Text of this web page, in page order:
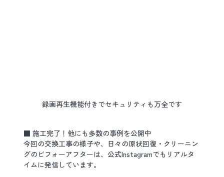
録画再生機能付きでセキュリティも万全です
■ 施工完了！他にも多数の事例を公開中
今回の交換工事の様子や、日々の原状回復・クリーニン
グのビフォーアフターは、公式Instagramでもリアルタ
イムに発信しています。